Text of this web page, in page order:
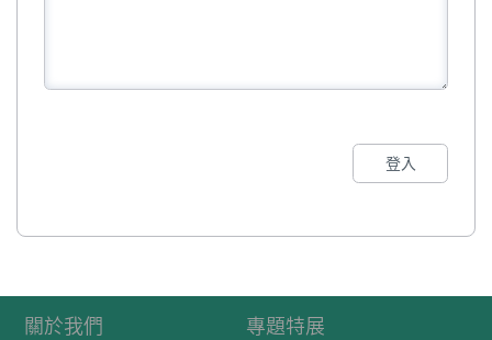
登入
關於我們
專題特展